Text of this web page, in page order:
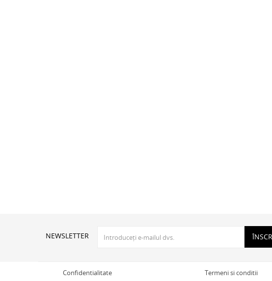
NEWSLETTER
Confidentialitate Termeni si conditii